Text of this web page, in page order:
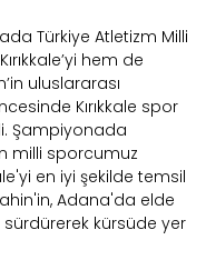
Türkiye Atletizm Milli
hem de
uluslararası
Kırıkkale spor
Şampiyonada
milli sporcumuz
en iyi şekilde temsil
Adana'da elde
kürsüde yer